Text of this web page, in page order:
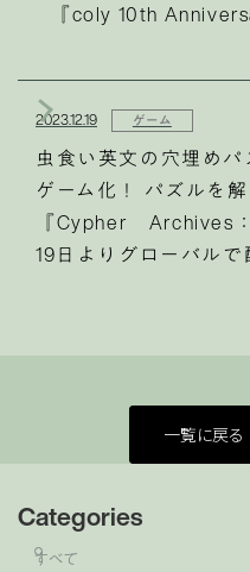
Categories
すべて
『coly 10th
2023.12.19 ゲーム
虫食い英文の穴埋め
ゲーム化！ パズルを
『Cypher Archives
19日よりグローバルで
一覧に戻る